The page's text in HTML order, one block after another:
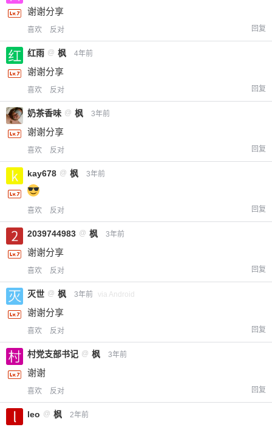
谢谢分享
喜欢 反对 回复
红雨 @ 枫 4年前
谢谢分享
喜欢 反对 回复
奶茶香味 @ 枫 3年前
谢谢分享
喜欢 反对 回复
kay678 @ 枫 3年前
喜欢 反对 回复
2039744983 @ 枫 3年前
谢谢分享
喜欢 反对 回复
灭世 @ 枫 3年前 via Android
谢谢分享
喜欢 反对 回复
村党支部书记 @ 枫 3年前
谢谢
喜欢 反对 回复
leo @ 枫 2年前
忘记密码？找回